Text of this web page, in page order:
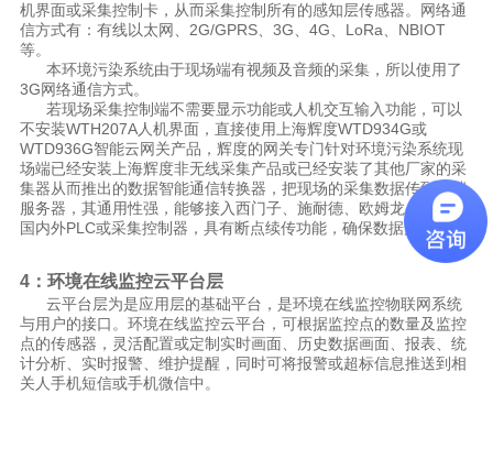
机界面或采集控制卡，从而采集控制所有的感知层传感器。网络通
信方式有：有线以太网、2G/GPRS、3G、4G、LoRa、NBIOT
等。
本环境污染系统由于现场端有视频及音频的采集，所以使用了
3G网络通信方式。
若现场采集控制端不需要显示功能或人机交互输入功能，可以
不安装WTH207A人机界面，直接使用上海辉度WTD934G或
WTD936G智能云网关产品，辉度的网关专门针对环境污染系统现
场端已经安装上海辉度非无线采集产品或已经安装了其他厂家的采
集器从而推出的数据智能通信转换器，把现场的采集数据传到云端
服务器，其通用性强，能够接入西门子、施耐德、欧姆龙、三菱等
国内外PLC或采集控制器，具有断点续传功能，确保数据完整性。
4：环境在线监控云平台层
云平台层为是应用层的基础平台，是环境在线监控物联网系统
与用户的接口。环境在线监控云平台，可根据监控点的数量及监控
点的传感器，灵活配置或定制实时画面、历史数据画面、报表、统
计分析、实时报警、维护提醒，同时可将报警或超标信息推送到相
关人手机短信或手机微信中。